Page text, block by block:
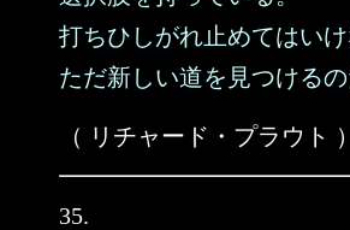
打ちひしがれ止めてはいけ
ただ新しい道を見つけるの
（ リチャード・プラウト ）
35.